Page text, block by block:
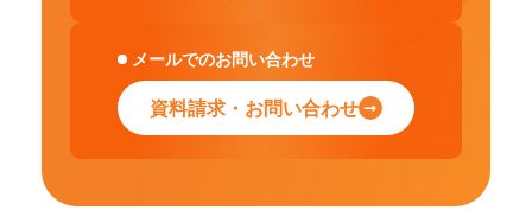
メールでのお問い合わせ
資料請求・お問い合わせ